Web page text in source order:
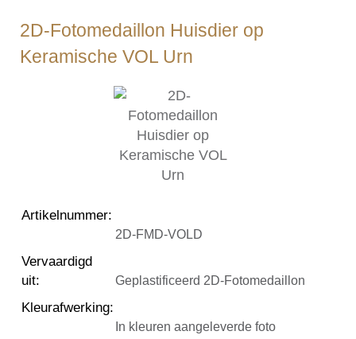
2D-Fotomedaillon Huisdier op
Keramische VOL Urn
Artikelnummer:
2D-FMD-VOLD
Vervaardigd
uit: Geplastificeerd 2D-Fotomedaillon
Kleurafwerking:
In kleuren aangeleverde foto